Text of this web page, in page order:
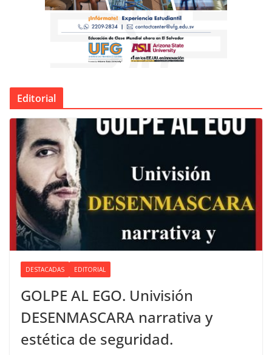
Editorial
DESTACADAS EDITORIAL
GOLPE AL EGO. Univisión
DESENMASCARA narrativa y
estética de seguridad.